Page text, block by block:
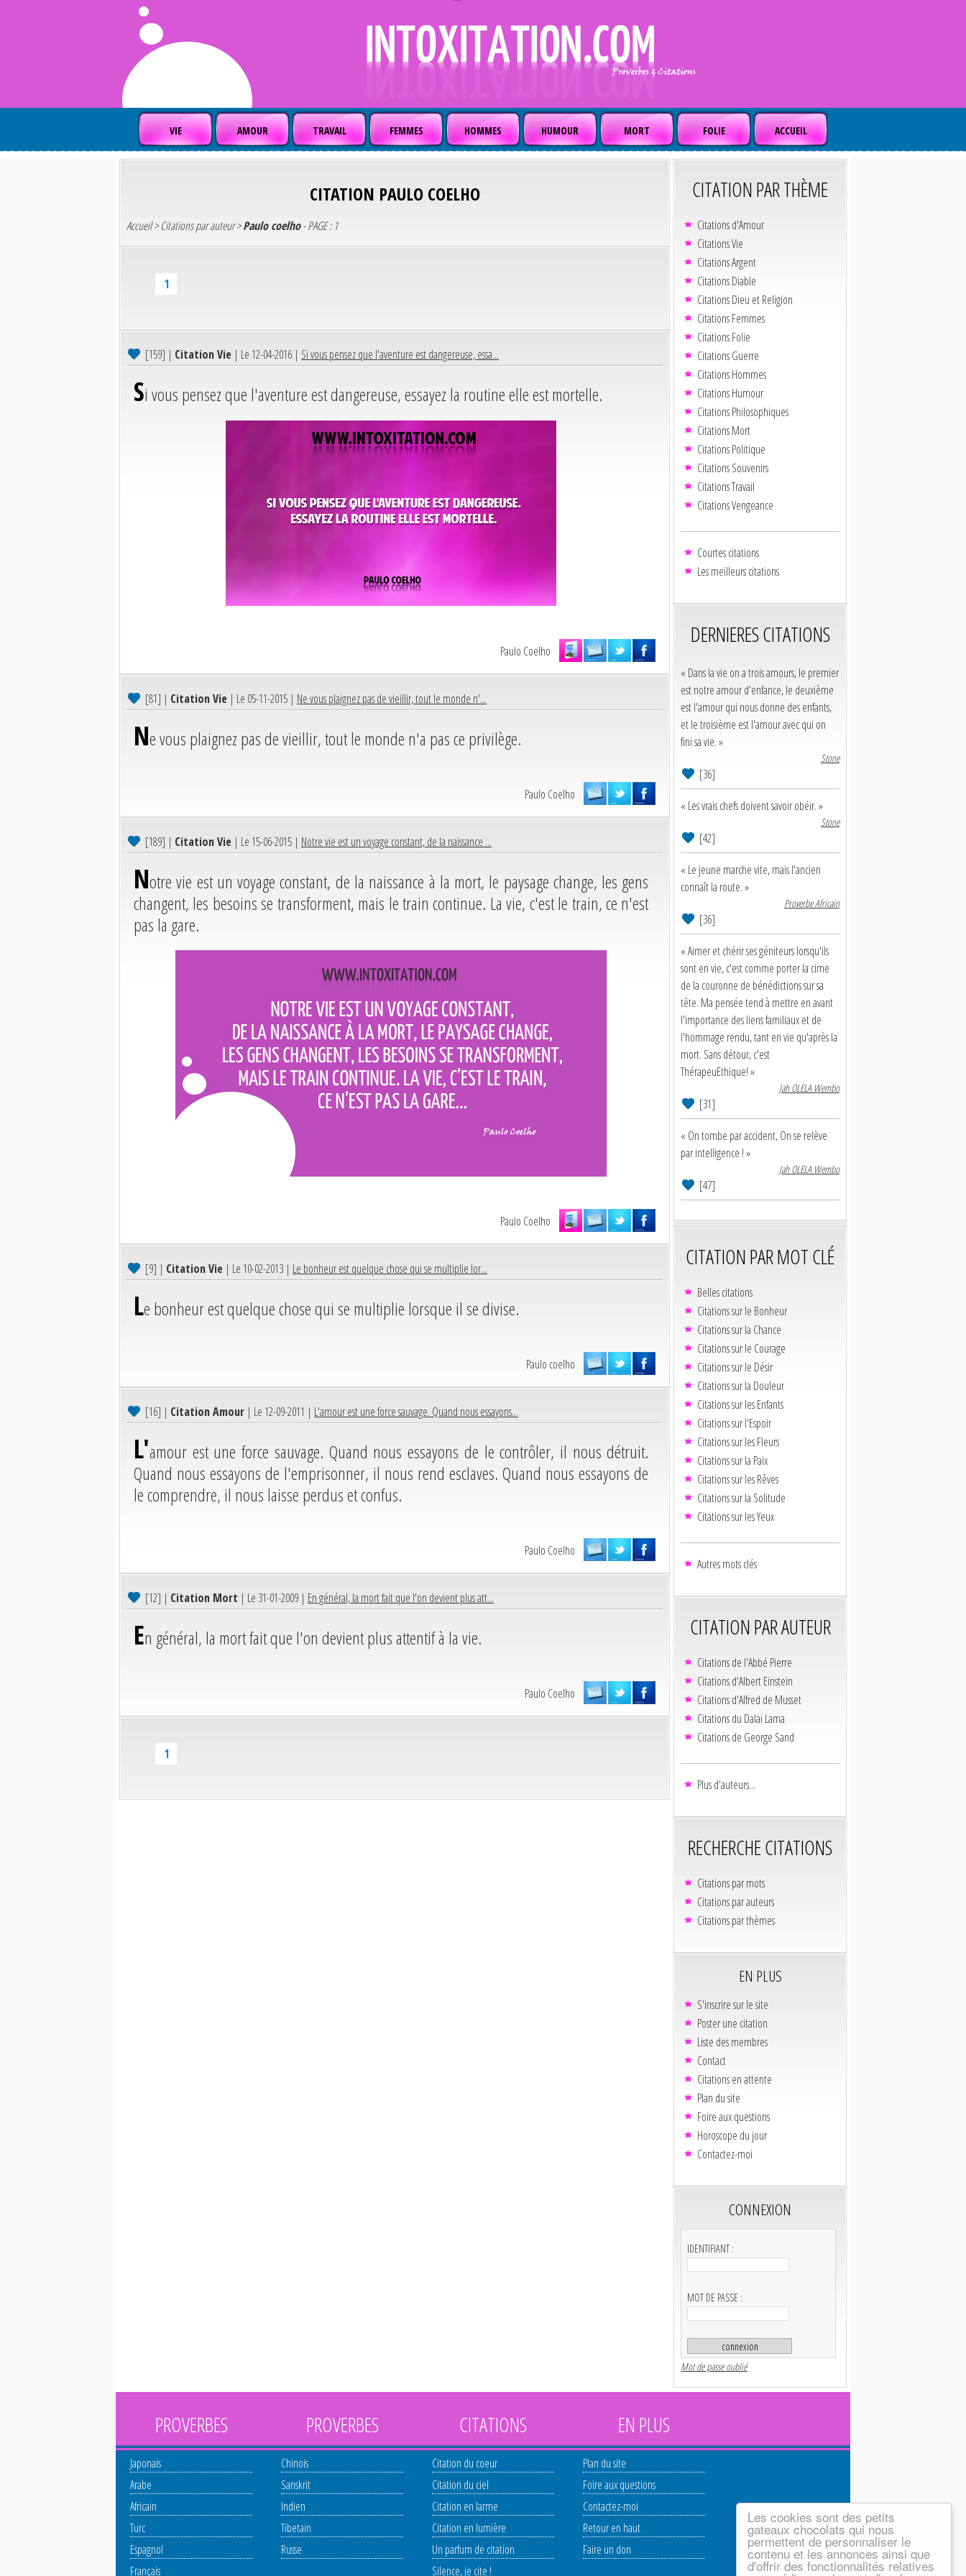
Les cookies sont des petits
gateaux chocolats qui nous
permettent de personnaliser le
contenu et les annonces ainsi que
d'offrir des fonctionnalités relatives
VIE AMOUR TRAVAIL FEMMES HOMMES HUMOUR MORT FOLIE ACCUEIL
CITATION PAULO COELHO
Accueil>Citations par auteur>Paulo coelho- PAGE : 1
1
[159] | Citation Vie | Le 12-04-2016 | Si vous pensez que l'aventure est dangereuse, essa...
Si vous pensez que l'aventure est dangereuse, essayez la routine elle est mortelle.
Paulo Coelho
[81] | Citation Vie | Le 05-11-2015 | Ne vous plaignez pas de vieillir, tout le monde n'...
Ne vous plaignez pas de vieillir, tout le monde n'a pas ce privilège.
Paulo Coelho
[189] | Citation Vie | Le 15-06-2015 | Notre vie est un voyage constant, de la naissance ...
Notre vie est un voyage constant, de la naissance à la mort, le paysage change, les gens
changent, les besoins se transforment, mais le train continue. La vie, c'est le train, ce n'est
pas la gare.
Paulo Coelho
[9] | Citation Vie | Le 10-02-2013 | Le bonheur est quelque chose qui se multiplie lor...
Le bonheur est quelque chose qui se multiplie lorsque il se divise.
Paulo coelho
[16] | Citation Amour | Le 12-09-2011 | L'amour est une force sauvage. Quand nous essayons...
L'amour est une force sauvage. Quand nous essayons de le contrôler, il nous détruit.
Quand nous essayons de l'emprisonner, il nous rend esclaves. Quand nous essayons de
le comprendre, il nous laisse perdus et confus.
Paulo Coelho
[12] | Citation Mort | Le 31-01-2009 | En général, la mort fait que l'on devient plus att...
En général, la mort fait que l'on devient plus attentif à la vie.
Paulo Coelho
1
CITATION PAR THÈME
Citations d'Amour
Citations Vie
Citations Argent
Citations Diable
Citations Dieu et Religion
Citations Femmes
Citations Folie
Citations Guerre
Citations Hommes
Citations Humour
Citations Philosophiques
Citations Mort
Citations Politique
Citations Souvenirs
Citations Travail
Citations Vengeance
Courtes citations
Les meilleurs citations
DERNIERES CITATIONS
« Dans la vie on a trois amours, le premier
est notre amour d'enfance, le deuxième
est l'amour qui nous donne des enfants,
et le troisième est l'amour avec qui on
fini sa vie. »
Stone
[36]
« Les vrais chefs doivent savoir obéir. »
Stone
[42]
« Le jeune marche vite, mais l'ancien
connaît la route. »
Proverbe Africain
[36]
« Aimer et chérir ses géniteurs lorsqu'ils
sont en vie, c'est comme porter la cime
de la couronne de bénédictions sur sa
tête. Ma pensée tend à mettre en avant
l'importance des liens familiaux et de
l'hommage rendu, tant en vie qu'après la
mort. Sans détour, c'est
ThérapeuEthique! »
Jah OLELA Wembo
[31]
« On tombe par accident, On se relève
par intelligence ! »
Jah OLELA Wembo
[47]
CITATION PAR MOT CLÉ
Belles citations
Citations sur le Bonheur
Citations sur la Chance
Citations sur le Courage
Citations sur le Désir
Citations sur la Douleur
Citations sur les Enfants
Citations sur l'Espoir
Citations sur les Fleurs
Citations sur la Paix
Citations sur les Rêves
Citations sur la Solitude
Citations sur les Yeux
Autres mots clés
CITATION PAR AUTEUR
Citations de l'Abbé Pierre
Citations d'Albert Einstein
Citations d'Alfred de Musset
Citations du Dalaï Lama
Citations de George Sand
Plus d'auteurs...
RECHERCHE CITATIONS
Citations par mots
Citations par auteurs
Citations par thèmes
EN PLUS
S'inscrire sur le site
Poster une citation
Liste des membres
Contact
Citations en attente
Plan du site
Foire aux questions
Horoscope du jour
Contactez-moi
CONNEXION
IDENTIFIANT :
MOT DE PASSE :
Mot de passe oublié
PROVERBES
Japonais
Arabe
Africain
Turc
Espagnol
Français
PROVERBES
Chinois
Sanskrit
Indien
Tibetain
Russe
CITATIONS
Citation du coeur
Citation du ciel
Citation en larme
Citation en lumière
Un parfum de citation
Silence, je cite !
EN PLUS
Plan du site
Foire aux questions
Contactez-moi
Retour en haut
Faire un don